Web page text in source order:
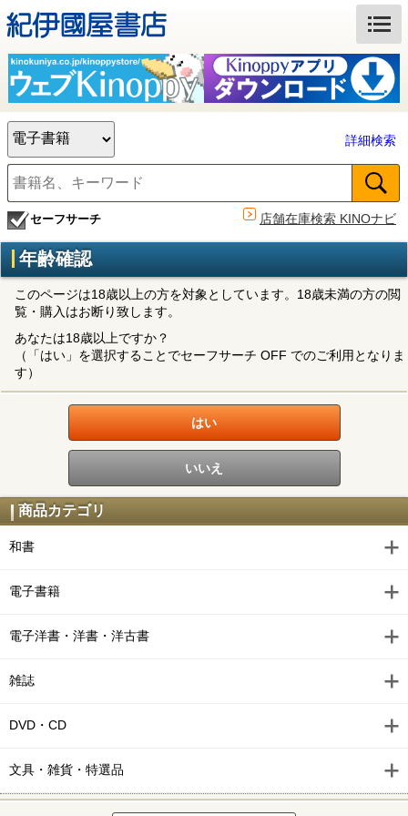
詳細検索
セーフサーチ 店舗在庫検索 KINOナビ
年齢確認
このページは18歳以上の方を対象としています。18歳未満の方の閲
覧・購入はお断り致します。
あなたは18歳以上ですか？
（「はい」を選択することでセーフサーチ OFF でのご利用となりま
す）
商品カテゴリ
和書
電子書籍
電子洋書・洋書・洋古書
雑誌
DVD・CD
文具・雑貨・特選品